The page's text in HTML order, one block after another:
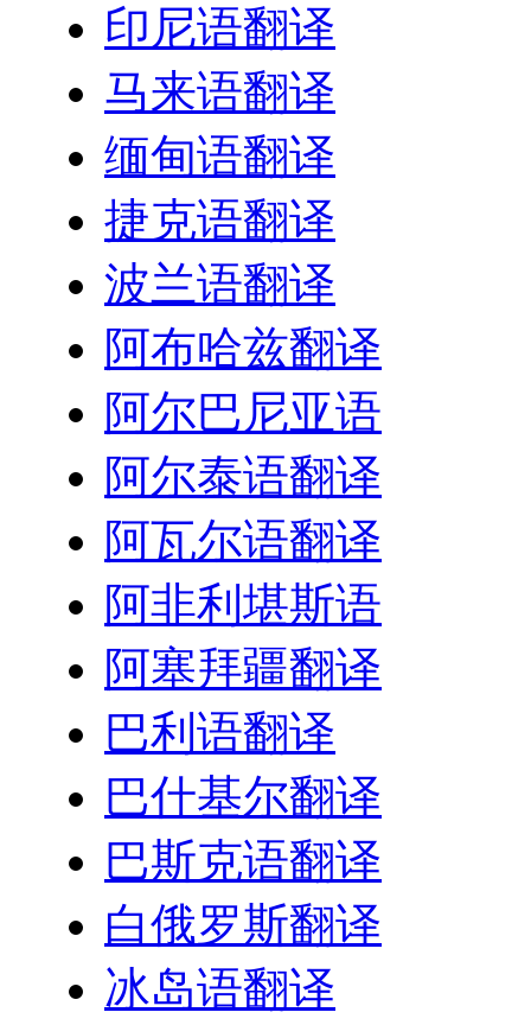
印尼语翻译
马来语翻译
缅甸语翻译
捷克语翻译
波兰语翻译
阿布哈兹翻译
阿尔巴尼亚语
阿尔泰语翻译
阿瓦尔语翻译
阿非利堪斯语
阿塞拜疆翻译
巴利语翻译
巴什基尔翻译
巴斯克语翻译
白俄罗斯翻译
冰岛语翻译